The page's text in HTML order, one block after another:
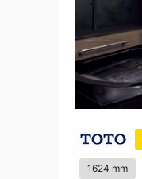
1624 mm